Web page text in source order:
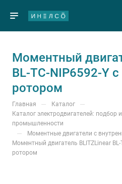
Моментный
BL-TC-NIP6592-Y
ротором
Главная — Каталог —
Каталог электродвигателей: подбор
промышленности
— Моментные двигатели с
Моментный двигатель BLITZLinear
ротором